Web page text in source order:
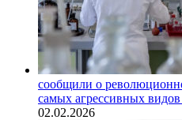
сообщили о
самых агрессивных видов
02.02.2026